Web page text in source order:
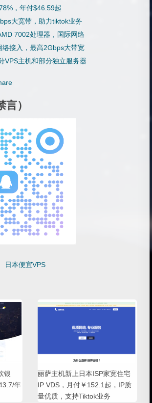
，年付$46.59起
大宽带，助力tiktok业务
7002处理器，国际网络
接入，最高2Gbps大带宽
VPS主机和部分独立服务器
）
日本便宜VPS
银
年
丽萨主机新上日本ISP家宽住宅
IP VDS，月付￥152.1起，IP质
量优质，支持Tiktok业务